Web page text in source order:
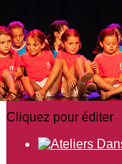
Newsletters
Galeries photo
Nous contacter
Agenda
Ajoutez un logo, un
Cliquez pour éditer